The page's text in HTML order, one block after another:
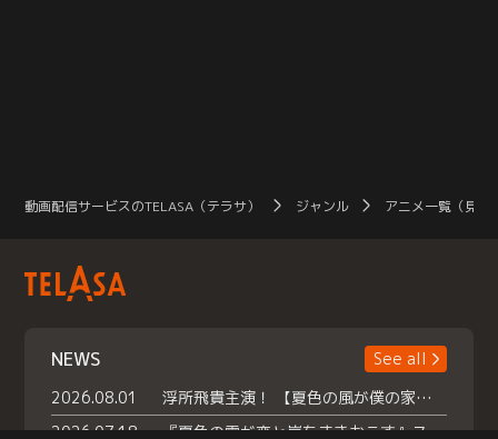
動画配信サービスのTELASA（テラサ） ジャンル アニメ一覧（見放
NEWS
See all
2026.08.01
浮所飛貴主演！ 【夏色の風が僕の家にやってきた】 本日よりテラサで独占配信スタート！
2026.07.18
『夏色の雲が恋と嵐をまきおこす』スペシャルメイキング 【Part1】2026年７月18日（土）23時30分～配信スタート！話題のシーンの裏側を大公開！豪華キャスト大集合！ 『武宮家 真夏の家族会議』開催！